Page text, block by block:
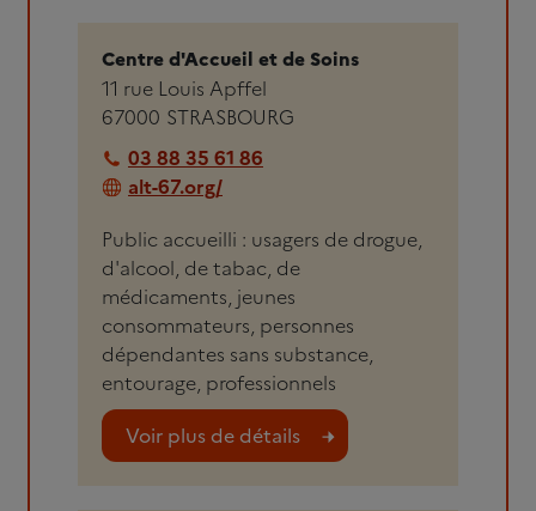
Centre d'Accueil et de Soins
11 rue Louis Apffel
67000 STRASBOURG
03 88 35 61 86
alt-67.org/
Public accueilli : usagers de drogue,
d'alcool, de tabac, de
médicaments, jeunes
consommateurs, personnes
dépendantes sans substance,
entourage, professionnels
Voir plus de détails